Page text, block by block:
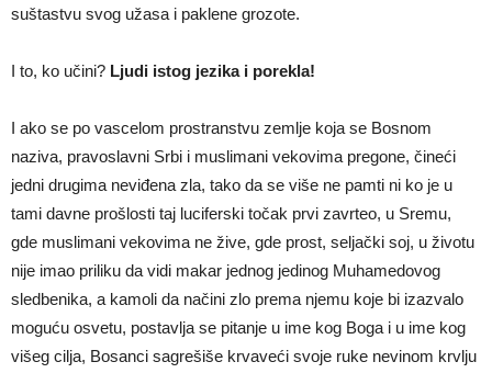
suštastvu svog užasa i paklene grozote.
I to, ko učini? Ljudi istog jezika i porekla!
I ako se po vascelom prostranstvu zemlje koja se Bosnom
naziva, pravoslavni Srbi i muslimani vekovima pregone, čineći
jedni drugima neviđena zla, tako da se više ne pamti ni ko je u
tami davne prošlosti taj luciferski točak prvi zavrteo, u Sremu,
gde muslimani vekovima ne žive, gde prost, seljački soj, u životu
nije imao priliku da vidi makar jednog jedinog Muhamedovog
sledbenika, a kamoli da načini zlo prema njemu koje bi izazvalo
moguću osvetu, postavlja se pitanje u ime kog Boga i u ime kog
višeg cilja, Bosanci sagrešiše krvaveći svoje ruke nevinom krvlju